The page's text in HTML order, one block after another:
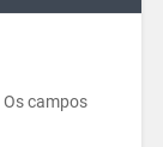
Os campos